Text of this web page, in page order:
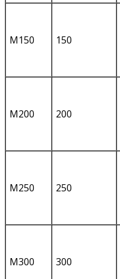
М150 150
М200 200
М250 250
М300 300